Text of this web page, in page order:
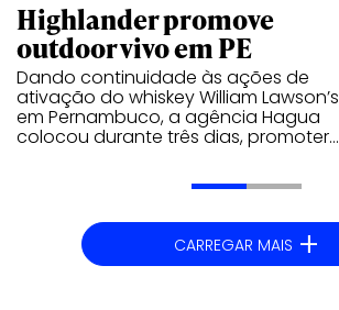
Highlander promove
outdoor vivo em PE
Dando continuidade às ações de
ativação do whiskey William Lawson’s
em Pernambuco, a agência Hagua
colocou durante três dias, promoter…
CARREGAR MAIS +